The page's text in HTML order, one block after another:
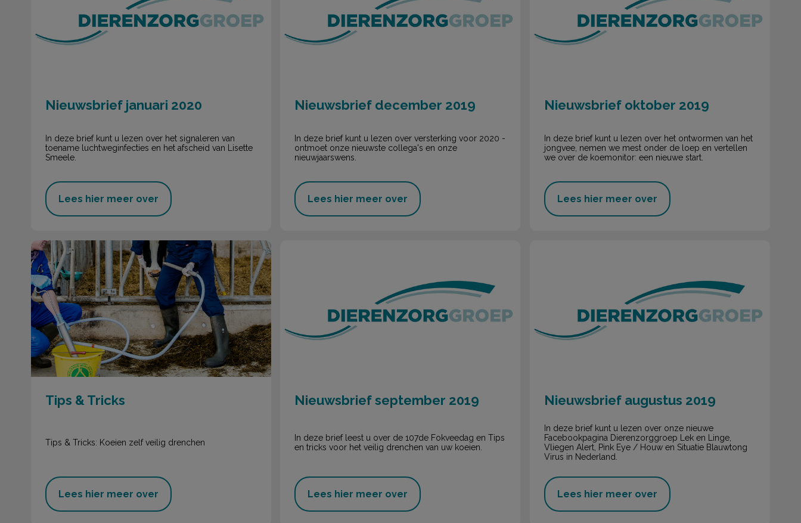
Nieuwsbrief januari 2020
In deze brief kunt u lezen over het signaleren van
toename luchtweginfecties en het afscheid van Lisette
Smeele.
Lees hier meer over
Nieuwsbrief december 2019
In deze brief kunt u lezen over versterking voor 2020 -
ontmoet onze nieuwste collega's en onze
nieuwjaarswens.
Lees hier meer over
Nieuwsbrief oktober 2019
In deze brief kunt u lezen over het ontwormen van het
jongvee, nemen we mest onder de loep en vertellen
we over de koemonitor: een nieuwe start.
Lees hier meer over
Tips & Tricks
Tips & Tricks
Tips & Tricks: Koeien zelf veilig drenchen
Lees hier meer over
Nieuwsbrief september 2019
In deze brief leest u over de 107de Fokveedag en Tips
en tricks voor het veilig drenchen van uw koeien.
Lees hier meer over
Nieuwsbrief augustus 2019
In deze brief kunt u lezen over onze nieuwe
Facebookpagina Dierenzorggroep Lek en Linge,
Vliegen Alert, Pink Eye / Houw en Situatie Blauwtong
Virus in Nederland.
Lees hier meer over